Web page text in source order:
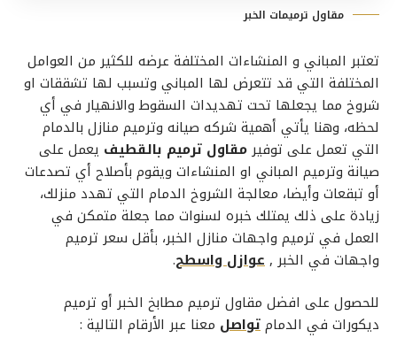
مقاول ترميمات الخبر
تعتبر المباني و المنشاءات المختلفة عرضه للكثير من العوامل
المختلفة التي قد تتعرض لها المباني وتسبب لها تشققات او
شروخ مما يجعلها تحت تهديدات السقوط والانهيار في أي
لحظه، وهنا يأتي أهمية شركه صيانه وترميم منازل بالدمام
التي تعمل على توفيرمقاول ترميم بالقطيف يعمل على
صيانة وترميم المباني او المنشاءات ويقوم بأصلاح أي تصدعات
أو تبقعات وأيضا، معالجة الشروخ الدمام التي تهدد منزلك،
زيادة على ذلك يمتلك خبره لسنوات مما جعلة متمكن في
العمل في ترميم واجهات منازل الخبر، بأقل سعر ترميم
واجهات في الخبر ,عوازل واسطح.
للحصول على افضل مقاول ترميم مطابخ الخبر أو ترميم
ديكورات في الدمامتواصل معنا عبر الأرقام التالية :